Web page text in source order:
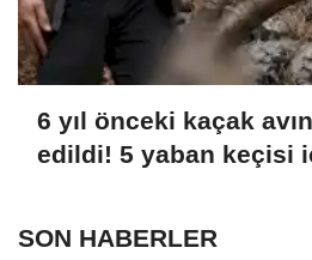
6 yıl önceki kaçak
edildi! 5 yaban keçisi
SON HABERLER